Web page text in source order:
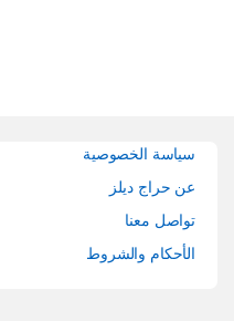
سياسة الخصوصية
عن حراج ديلز
تواصل معنا
الأحكام والشروط